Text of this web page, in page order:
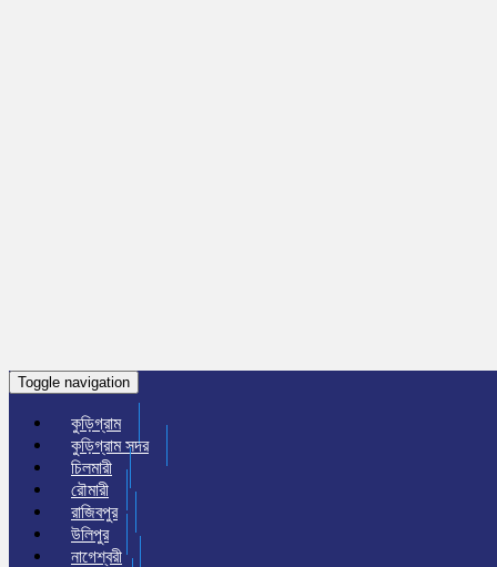
Toggle navigation
কুড়িগ্রাম
কুড়িগ্রাম সদর
চিলমারী
রৌমারী
রাজিবপুর
উলিপুর
নাগেশ্বরী